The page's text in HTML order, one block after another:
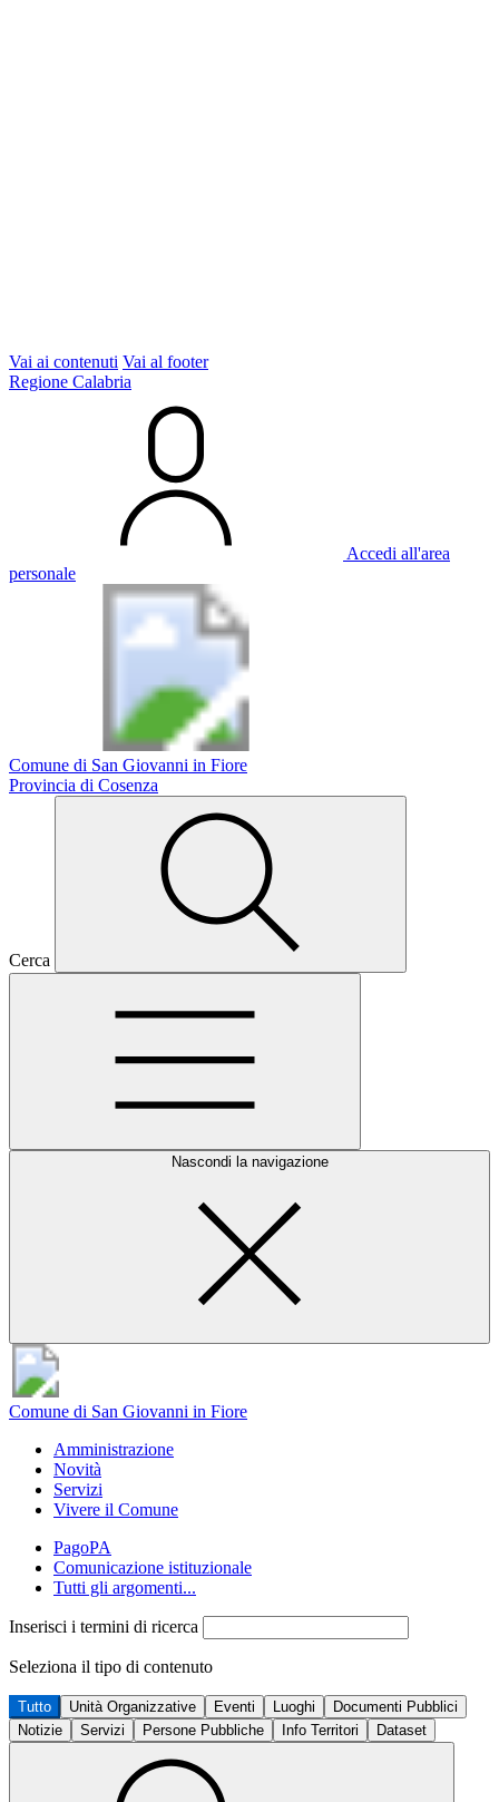
Vai ai contenuti Vai al footer
Regione Calabria
Accedi all'area
personale
Comune di San Giovanni in Fiore
Provincia di Cosenza
Cerca
Nascondi la navigazione
Comune di San Giovanni in Fiore
Amministrazione
Novità
Servizi
Vivere il Comune
PagoPA
Comunicazione istituzionale
Tutti gli argomenti...
Inserisci i termini di ricerca
Seleziona il tipo di contenuto
Tutto Unità Organizzative Eventi Luoghi
Documenti Pubblici
Notizie
Servizi Persone Pubbliche Info Territori Dataset